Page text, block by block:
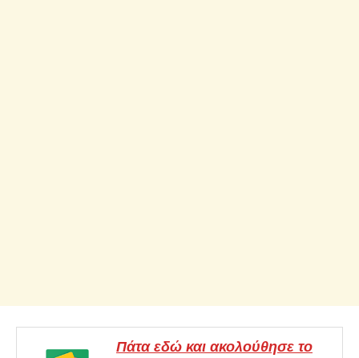
Πάτα εδώ και ακολούθησε το